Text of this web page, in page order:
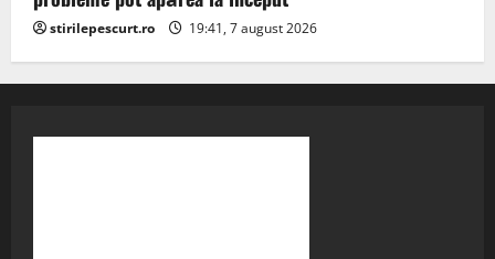
stirilepescurt.ro 19:41, 7 august 2026